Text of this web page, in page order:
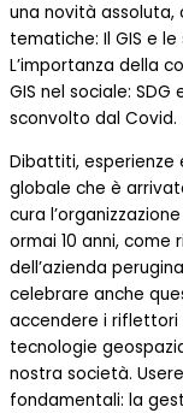
una novità assoluta,
tematiche: Il GIS e
L’importanza della
GIS nel sociale:
sconvolto dal Covid.
Dibattiti, esperienze
globale che è
cura
ormai 10 anni, come
dell’azienda
celebrare anche
accendere i riflettori
tecnologie
nostra società.
fondamentali: la